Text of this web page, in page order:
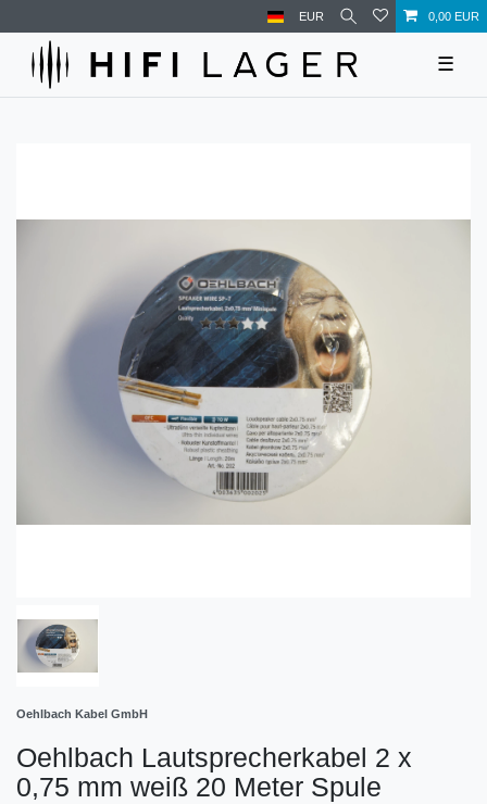
EUR 0,00 EUR
☰
Oehlbach Kabel GmbH
Oehlbach Lautsprecherkabel 2 x
0,75 mm weiß 20 Meter Spule